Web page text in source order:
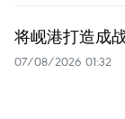
将岘港打造成
07/08/2026 01:32